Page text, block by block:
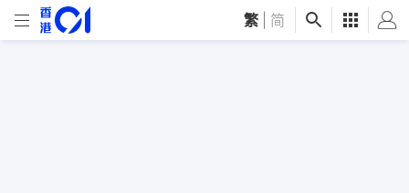
繁 简